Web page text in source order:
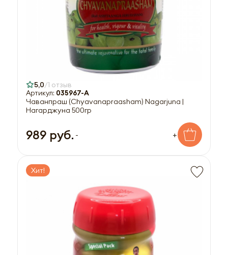
5,0 1 отзыв
Артикул: 035967-A
Чаванпраш (Chyavanapraasham) Nagarjuna |
Нагарджуна 500гр
989 руб. - +
Хит!